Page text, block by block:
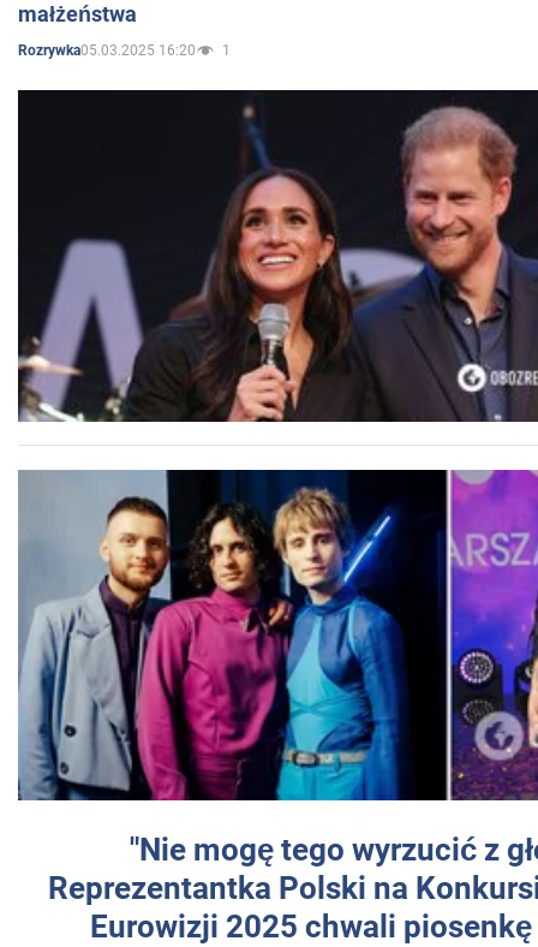
małżeństwa
Rozrywka05.03.2025 16:20 1
"Nie mogę tego wyrzucić z
Reprezentantka Polski na
Eurowizji 2025 chwali